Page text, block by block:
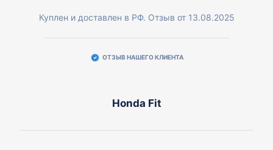
Куплен и доставлен в РФ. Отзыв от 13.08.2025
ОТЗЫВ НАШЕГО КЛИЕНТА
Honda Fit